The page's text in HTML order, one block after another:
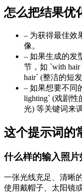
怎么把结果优
– 为获得最佳效
像。
– 如果生成的发
节，如 `with hair
hair` (整洁的短发
– 如果想要不同
lighting` (戏剧性
光) 等关键词来
这个提示词的
什么样的输入照片
一张光线充足、清晰
使用戴帽子、太阳镜